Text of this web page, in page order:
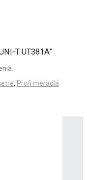
T UT381A”
, Profi meradlá